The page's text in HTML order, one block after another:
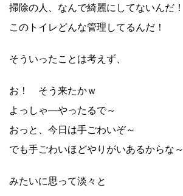
掃除の人、なんで綺麗にしてないんだ！
このトイレどんな管理してるんだ！
そういったことは考えず、
お！ そう来たかｗ
よっしゃ―やったるで～
おっと、今日は手ごわいぞ～
でも手ごわいほどやりがいあるからな～
みたいに思って淡々と